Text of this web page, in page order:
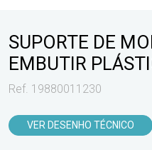
SUPORTE DE
EMBUTIR
Ref. 19880011230
VER DESENHO TÉCNICO